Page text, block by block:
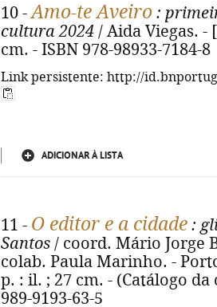
10 -Amo-te Aveiro :
cultura 2024 / Aida Viegas. -
cm. - ISBN 978-98933-7184-8
Link persistente: http://
ADICIONAR À LISTA
11 - O editor e a cidade :
Santos / coord. Mário Jorge
colab. Paula Marinho. -
p. : il. ; 27 cm. - (Catálogo da
989-9193-63-5